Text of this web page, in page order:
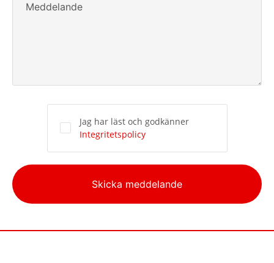
Meddelande
Jag har läst och godkänner
Integritetspolicy
Alternative:
Skicka meddelande